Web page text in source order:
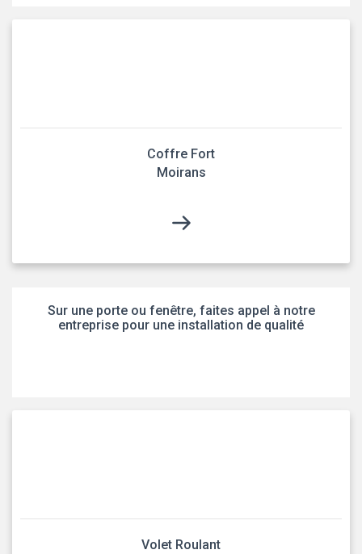
Coffre Fort
Moirans
Sur une porte ou fenêtre, faites appel à notre
entreprise pour une installation de qualité
Volet Roulant